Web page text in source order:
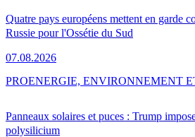
Quatre pays européens mettent en garde
Russie pour l'Ossétie du Sud
07.08.2026
Panneaux solaires et puces : Trump
polysilicium
PROENERGIE, ENVIRONNEMENT